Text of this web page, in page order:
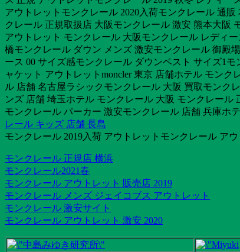
アウトレットモンクレール 2020入荷モンクレール 通
クレール 正規取扱店 大阪モンクレール 激安 熊本大阪
アウトレット モンクレール 大阪モンクレール レディ
橋モンクレール ダウン メンズ 激安モンクレール 御殿
ース 00 サイズ感モンクレール ダウンベスト サイズ1
ャケット アウトレットmoncler 東京 店舗ホテル モン
ル 店舗 名古屋ラシックモンクレール 大阪 買取モンク
ンズ 店舗 埼玉ホテル モンクレール 大阪 モンクレー
モンクレール パーカー 激安モンクレール 店舗 兵庫ホ
レール キッズ 店舗 長島
モンクレール 2019入荷 アウトレットモンクレール ア
モンクレール 正規店 横浜
モンクレール2021春
モンクレール アウトレット 販売店 2019
モンクレール メンズ ジェイコブス アウトレット
モンクレール 激安サイト
モンクレール アウトレット 激安 2020